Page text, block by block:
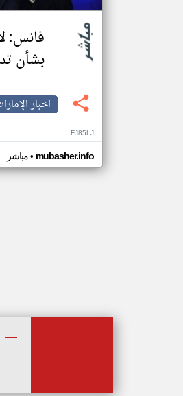
فانس:
بشأن
اخبار
FJ85LJ
مباشر• mubasher.info